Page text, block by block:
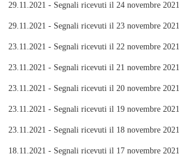
29.11.2021 - Segnali ricevuti il 24 novembre 2021
29.11.2021 - Segnali ricevuti il 23 novembre 2021
23.11.2021 - Segnali ricevuti il 22 novembre 2021
23.11.2021 - Segnali ricevuti il 21 novembre 2021
23.11.2021 - Segnali ricevuti il 20 novembre 2021
23.11.2021 - Segnali ricevuti il 19 novembre 2021
23.11.2021 - Segnali ricevuti il 18 novembre 2021
18.11.2021 - Segnali ricevuti il 17 novembre 2021